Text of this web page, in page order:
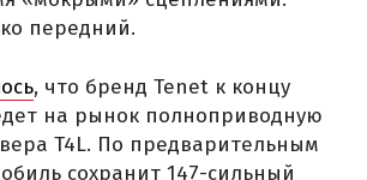
передний.
, что бренд Tenet к концу
на рынок полноприводную
T4L. По предварительным
сохранит 147-сильный